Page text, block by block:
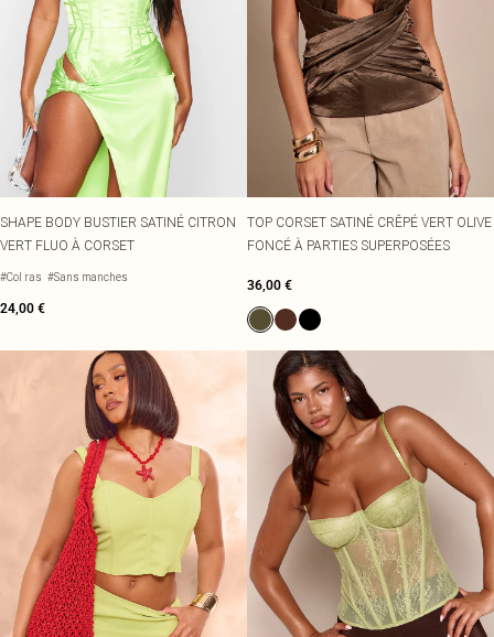
SHAPE BODY BUSTIER SATINÉ CITRON
VERT FLUO À CORSET
#Col ras #Sans manches
24,00 €
TOP CORSET SATINÉ CRÊPÉ VERT OLIVE
FONCÉ À PARTIES SUPERPOSÉES
36,00 €